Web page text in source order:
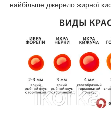
найбільше джерело жирної